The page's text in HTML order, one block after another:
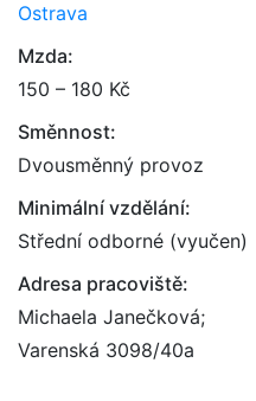
Ostrava
Mzda:
150 – 180 Kč
Směnnost:
Dvousměnný provoz
Minimální vzdělání:
Střední odborné (vyučen)
Adresa pracoviště:
Michaela Janečková;
Varenská 3098/40a